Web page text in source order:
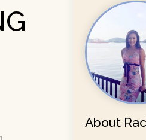
About